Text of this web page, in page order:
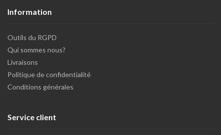
Information
Outils du RGPD
Qui sommes nous?
Livraisons
Politique de confidentialité
Conditions générales
Service client